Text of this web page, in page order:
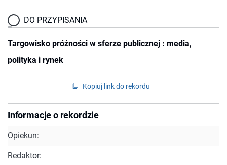
DO PRZYPISANIA
Targowisko próżności w sferze publicznej : media,
polityka i rynek
Kopiuj link do rekordu
Informacje o rekordzie
Opiekun:
Redaktor: